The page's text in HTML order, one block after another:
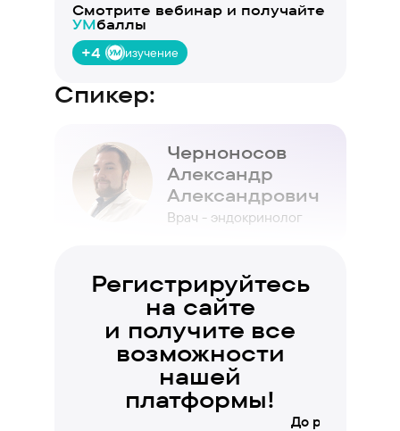
Смотрите вебинар и получайте
УМбаллы
+4
изучение
Спикер:
Черноносов
Александр
Александрович
Врач - эндокринолог
Регистрируйтесь
на сайте
и получите все
возможности
нашей
платформы!
До регистрации